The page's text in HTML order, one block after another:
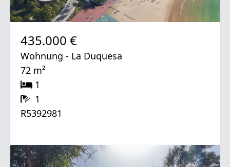
435.000 €
Wohnung - La Duquesa
72 m²
1
1
R5392981